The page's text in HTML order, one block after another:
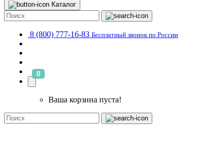
Каталог
8 (800) 777-16-83 Бесплатный звонок по России
0
Ваша корзина пуста!